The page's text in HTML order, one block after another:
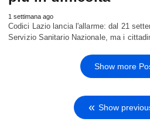
1 settimana ago
Codici Lazio lancia l'allarme: dal 21
Servizio Sanitario Nazionale, ma i
Show more
Show